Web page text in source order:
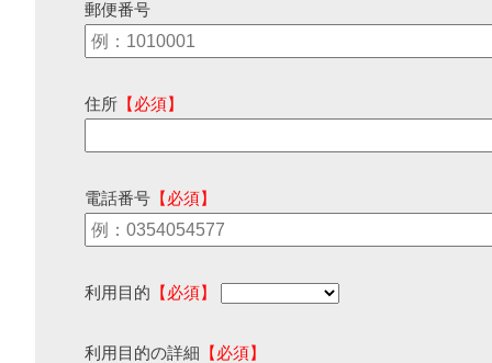
郵便番号
住所 【必須】
電話番号 【必須】
利用目的 【必須】
利用目的の詳細 【必須】